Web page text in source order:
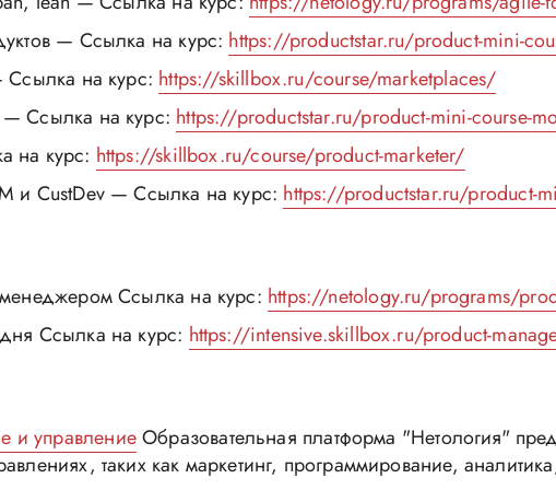
— Ссылка на курс: https://productstar.ru/product-mini-
Ссылка на курс: https://skillbox.ru/course/marketplaces/
— Ссылка на курс: https://productstar.ru/product-mini-course-
на курс: https://skillbox.ru/course/product-marketer/
и CustDev — Ссылка на курс: https://productstar.ru/product-
менеджером Ссылка на курс: https://netology.ru/programs/
Ссылка на курс: https://intensive.skillbox.ru/product-
и управлениеОбразовательная платформа "Нетология"
таких как маркетинг, программирование,